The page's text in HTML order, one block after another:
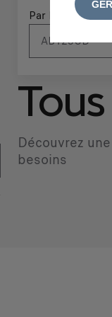
Par N°
Découvrez
besoins